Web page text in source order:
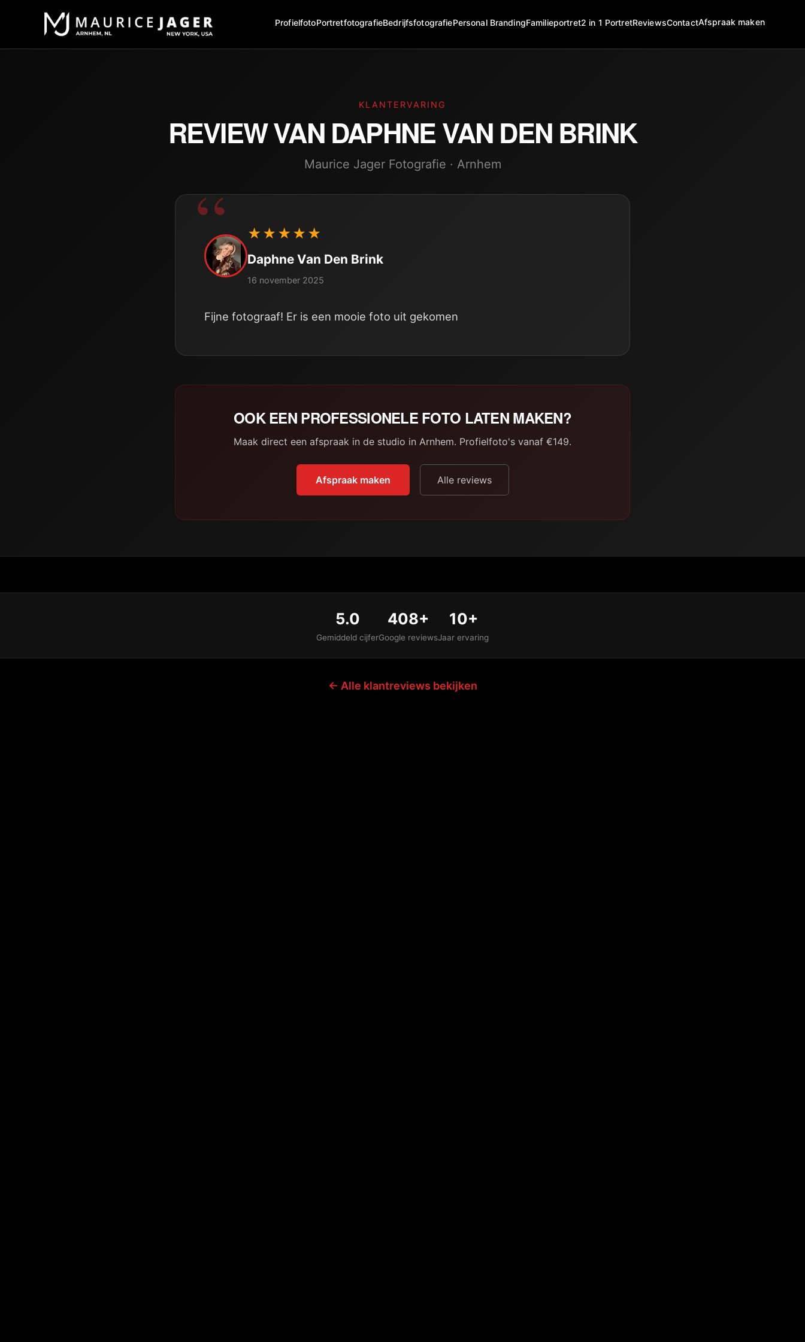
ProfielfotoPortretfotografieBedrijfsfotografiePersonal BrandingFamilieportret2 in 1 PortretReviewsContactAfspraak maken
KLANTERVARING
REVIEW VAN DAPHNE VAN DEN BRINK
Maurice Jager Fotografie · Arnhem
★★★★★
Daphne Van Den Brink
16 november 2025
Fijne fotograaf! Er is een mooie foto uit gekomen
OOK EEN PROFESSIONELE FOTO LATEN MAKEN?
Maak direct een afspraak in de studio in Arnhem. Profielfoto's vanaf €149.
Afspraak maken Alle reviews
5.0
Gemiddeld cijfer
408+
Google reviews
10+
Jaar ervaring
← Alle klantreviews bekijken